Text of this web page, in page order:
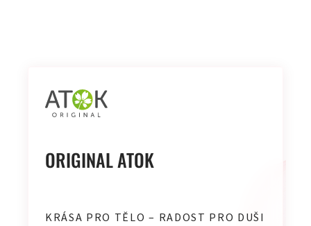
ORIGINAL ATOK
KRÁSA PRO TĚLO – RADOST PRO DUŠI